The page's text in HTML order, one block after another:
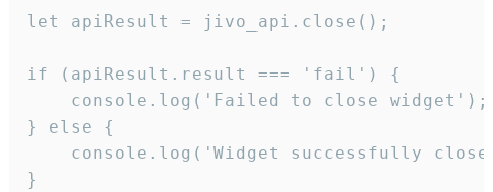
let apiResult = jivo_api.close();
if (apiResult.result === 'fail') {
    console.log('Failed to close widget');
} else {
console.log('Widget successfully
}